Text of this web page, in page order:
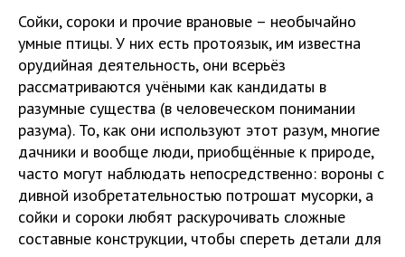
Сойки, сороки и прочие врановые – необычайно
умные птицы. У них есть протоязык, им известна
орудийная деятельность, они всерьёз
рассматриваются учёными как кандидаты в
разумные существа (в человеческом понимании
разума). То, как они используют этот разум, многие
дачники и вообще люди, приобщённые к природе,
часто могут наблюдать непосредственно: вороны с
дивной изобретательностью потрошат мусорки, а
сойки и сороки любят раскурочивать сложные
составные конструкции, чтобы спереть детали для